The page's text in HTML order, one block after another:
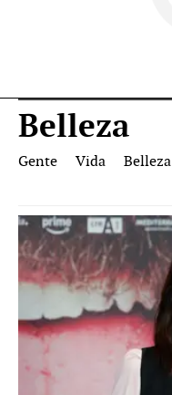
Belleza
Gente Vida Belleza